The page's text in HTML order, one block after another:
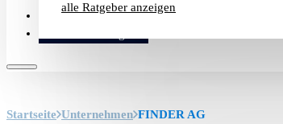
alle Ratgeber anzeigen
Altlager verkaufen
Startseite Unternehmen FINDER AG